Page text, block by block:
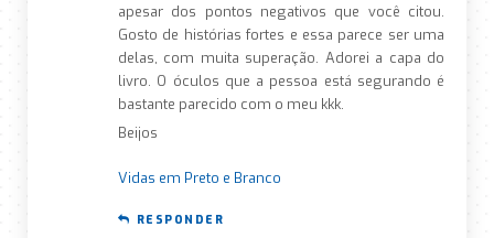
apesar dos pontos negativos que você citou.
Gosto de histórias fortes e essa parece ser uma
delas, com muita superação. Adorei a capa do
livro. O óculos que a pessoa está segurando é
bastante parecido com o meu kkk.
Beijos
Vidas em Preto e Branco
RESPONDER